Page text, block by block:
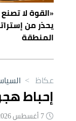
«القوة لا
يحذر من
المنطقة
عكاظ >
إحباط